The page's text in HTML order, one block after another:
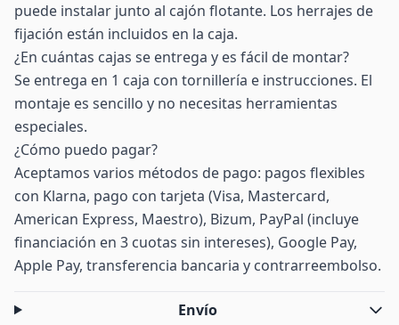
puede instalar junto al cajón flotante. Los herrajes de
fijación están incluidos en la caja.
¿En cuántas cajas se entrega y es fácil de montar?
Se entrega en 1 caja con tornillería e instrucciones. El
montaje es sencillo y no necesitas herramientas
especiales.
¿Cómo puedo pagar?
Aceptamos varios métodos de pago: pagos flexibles
con Klarna, pago con tarjeta (Visa, Mastercard,
American Express, Maestro), Bizum, PayPal (incluye
financiación en 3 cuotas sin intereses), Google Pay,
Apple Pay, transferencia bancaria y contrarreembolso.
Envío